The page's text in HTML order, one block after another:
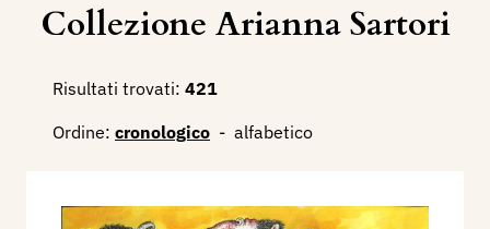
Collezione Arianna Sartori
Risultati trovati: 421
Ordine: cronologico - alfabetico